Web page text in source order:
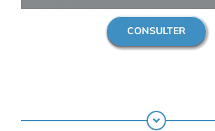
CONSULTER